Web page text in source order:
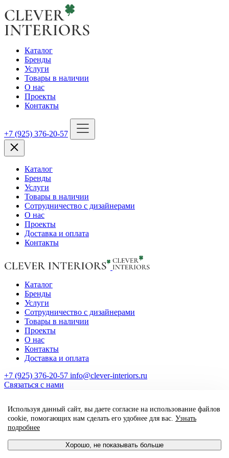
Используя данный сайт, вы даете согласие на использование файлов
cookie, помогающих нам сделать его удобнее для вас. Узнать
подробнее
Хорошо, не показывать больше
Каталог
Бренды
Услуги
Товары в наличии
О нас
Проекты
Контакты
+7 (925) 376-20-57
Каталог
Бренды
Услуги
Товары в наличии
Сотрудничество с дизайнерами
О нас
Проекты
Доставка и оплата
Контакты
Каталог
Бренды
Услуги
Сотрудничество с дизайнерами
Товары в наличии
Проекты
О нас
Контакты
Доставка и оплата
+7 (925) 376-20-57 info@clever-interiors.ru
Cвязаться с нами
2026. Clever Interiors. Все права защищены.
made by qte_agency